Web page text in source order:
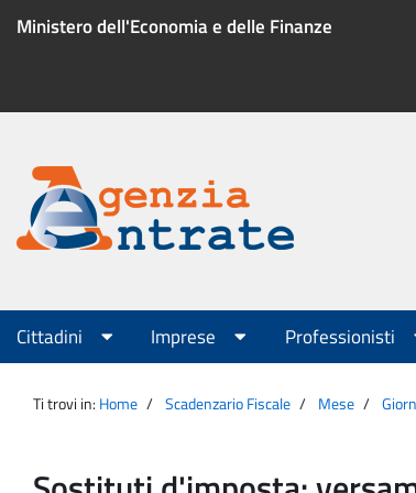
Ministero dell'Economia e delle Finanze
Menu
servizio
Agenzia
Entrate
Menu
principale
Cittadini Imprese Professionisti
Ti trovi in: Home Scadenzario Fiscale Mese